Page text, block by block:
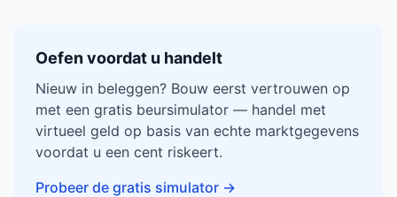
Oefen voordat u handelt
Nieuw in beleggen? Bouw eerst vertrouwen op
met een gratis beursimulator — handel met
virtueel geld op basis van echte marktgegevens
voordat u een cent riskeert.
Probeer de gratis simulator →